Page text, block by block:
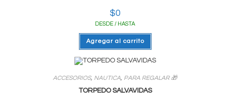
$0
DESDE / HASTA
Agregar al carrito
ACCESORIOS, NAUTICA, PARA REGALAR 🎁
TORPEDO SALVAVIDAS